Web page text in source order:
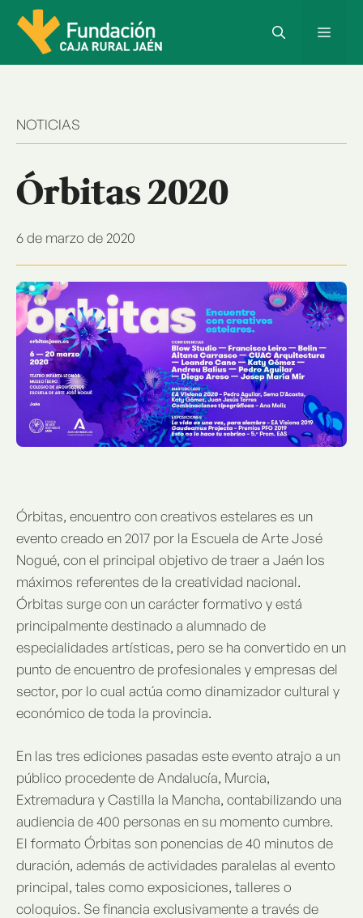
Saltar
contenido
Menú
NOTICIAS
Órbitas 2020
6 de marzo de 2020
Órbitas, encuentro con creativos estelares es un
evento creado en 2017 por la Escuela de Arte José
Nogué, con el principal objetivo de traer a Jaén los
máximos referentes de la creatividad nacional.
Órbitas surge con un carácter formativo y está
principalmente destinado a alumnado de
especialidades artísticas, pero se ha convertido en un
punto de encuentro de profesionales y empresas del
sector, por lo cual actúa como dinamizador cultural y
económico de toda la provincia.
En las tres ediciones pasadas este evento atrajo a un
público procedente de Andalucía, Murcia,
Extremadura y Castilla la Mancha, contabilizando una
audiencia de 400 personas en su momento cumbre.
El formato Órbitas son ponencias de 40 minutos de
duración, además de actividades paralelas al evento
principal, tales como exposiciones, talleres o
coloquios. Se financia exclusivamente a través de